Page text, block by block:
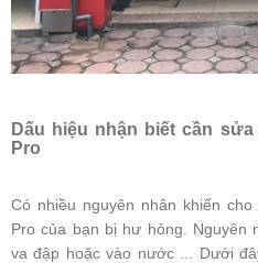
Dấu hiệu nhận biết cần
Pro
Có nhiều nguyên nhân khiến
Pro của bạn bị hư hỏng. Nguyên
va đập hoặc vào nước ... Dưới